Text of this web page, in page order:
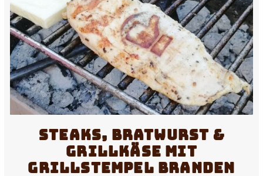
Steaks, Bratwurst &
Grillkäse mit
Grillstempel branden